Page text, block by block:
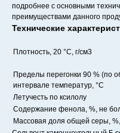
подробнее с основными
преимуществами данного
Технические
Плотность, 20 °С, г/см3
Пределы перегонки 90 % (по
интервале температур, °С
Летучесть по ксилолу
Содержание фенола, %, не
Массовая доля общей серы,